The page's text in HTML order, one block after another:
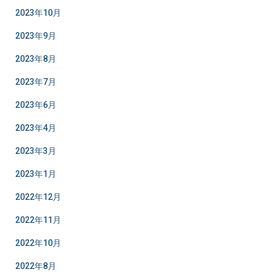
2023年10月
2023年9月
2023年8月
2023年7月
2023年6月
2023年4月
2023年3月
2023年1月
2022年12月
2022年11月
2022年10月
2022年8月